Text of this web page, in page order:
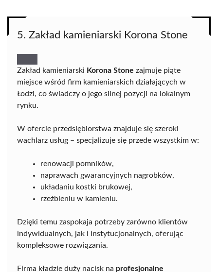
5. Zakład kamieniarski Korona Stone
Zakład kamieniarski Korona Stone zajmuje piąte
miejsce wśród firm kamieniarskich działających w
Łodzi, co świadczy o jego silnej pozycji na lokalnym
rynku.
W ofercie przedsiębiorstwa znajduje się szeroki
wachlarz usług – specjalizuje się przede wszystkim w:
renowacji pomników,
naprawach gwarancyjnych nagrobków,
układaniu kostki brukowej,
rzeźbieniu w kamieniu.
Dzięki temu zaspokaja potrzeby zarówno klientów
indywidualnych, jak i instytucjonalnych, oferując
kompleksowe rozwiązania.
Firma kładzie duży nacisk na profesjonalne